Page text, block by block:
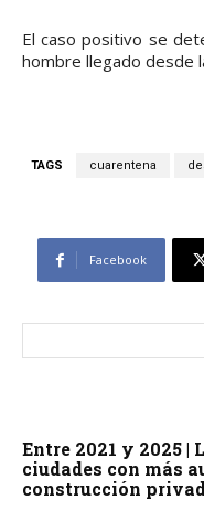
El caso positivo se
hombre llegado desde
TAGS cuarentena
Facebook
Entre 2021 y 2025
ciudades con más
construcción